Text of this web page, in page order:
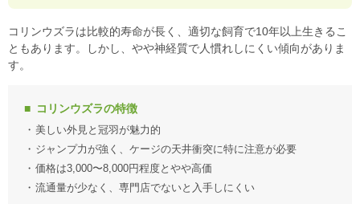
コリンウズラは比較的寿命が長く、適切な飼育で10年以上生きるこ
ともあります。しかし、やや神経質で人慣れしにくい傾向がありま
す。
コリンウズラの特徴
美しい外見と冠羽が魅力的
ジャンプ力が強く、ケージの天井衝突に特に注意が必要
価格は3,000〜8,000円程度とやや高価
流通量が少なく、専門店でないと入手しにくい